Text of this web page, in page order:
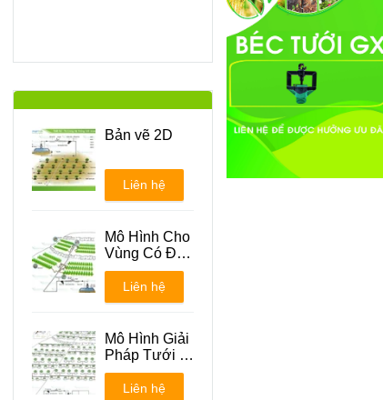
Bản vẽ 2D
Liên hệ
Mô Hình Cho
Vùng Có Địa
Hình Đồi Núi
Liên hệ
Mô Hình Giải
Pháp Tưới -
Phương án 1
Liên hệ